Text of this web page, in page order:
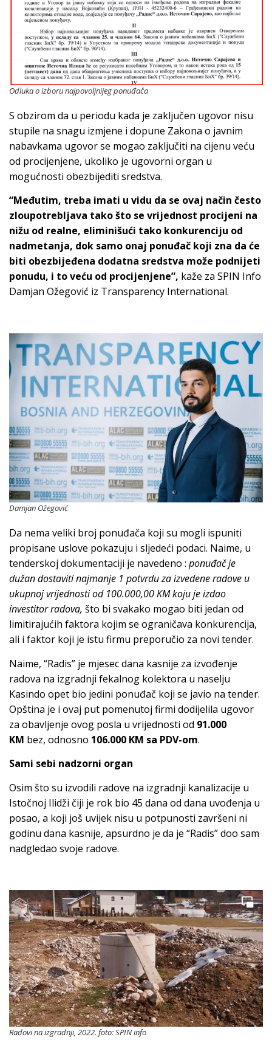
Odluka o izboru najpovoljnijeg ponuđača
S obzirom da u periodu kada je zaključen ugovor nisu
stupile na snagu izmjene i dopune Zakona o javnim
nabavkama ugovor se mogao zaključiti na cijenu veću
od procijenjene, ukoliko je ugovorni organ u
mogućnosti obezbijediti sredstva.
“Međutim, treba imati u vidu da se ovaj način često
zloupotrebljava tako što se vrijednost procijeni na
nižu od realne, eliminišući tako konkurenciju od
nadmetanja, dok samo onaj ponuđač koji zna da će
biti obezbijeđena dodatna sredstva može podnijeti
ponudu, i to veću od procijenjene”, kaže za SPIN Info
Damjan Ožegović iz Transparency International.
Damjan Ožegović
Da nema veliki broj ponuđača koji su mogli ispuniti
propisane uslove pokazuju i sljedeći podaci. Naime, u
tenderskoj dokumentaciji je navedeno : ponuđač je
dužan dostaviti najmanje 1 potvrdu za izvedene radove u
ukupnoj vrijednosti od 100.000,00 KM koju je izdao
investitor radova, što bi svakako mogao biti jedan od
limitirajućih faktora kojim se ograničava konkurencija,
ali i faktor koji je istu firmu preporučio za novi tender.
Naime, “Radis” je mjesec dana kasnije za izvođenje
radova na izgradnji fekalnog kolektora u naselju
Kasindo opet bio jedini ponuđač koji se javio na tender.
Opština je i ovaj put pomenutoj firmi dodijelila ugovor
za obavljenje ovog posla u vrijednosti od 91.000
KM bez, odnosno 106.000 KM sa PDV-om.
Sami sebi nadzorni organ
Osim što su izvodili radove na izgradnji kanalizacije u
Istočnoj Ilidži čiji je rok bio 45 dana od dana uvođenja u
posao, a koji još uvijek nisu u potpunosti završeni ni
godinu dana kasnije, apsurdno je da je “Radis” doo sam
nadgledao svoje radove.
Radovi na izgradnji, 2022. foto: SPIN info